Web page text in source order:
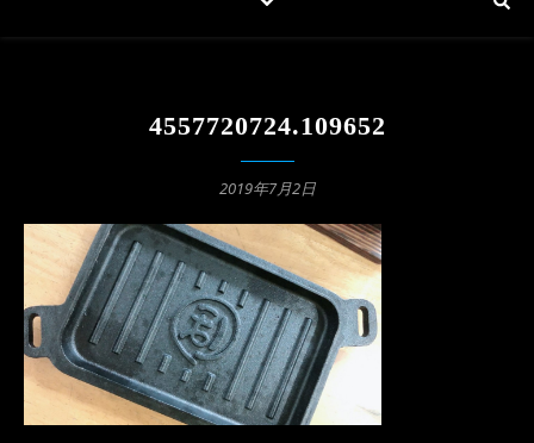
4557720724.109652
2019年7月2日